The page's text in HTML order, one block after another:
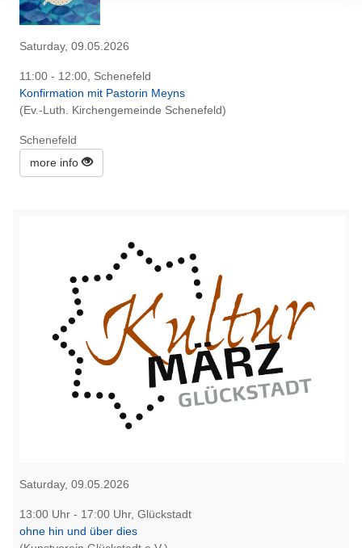
Saturday, 09.05.2026
11:00 - 12:00, Schenefeld
Konfirmation mit Pastorin Meyns
(Ev.-Luth. Kirchengemeinde Schenefeld)
Schenefeld
more info
Saturday, 09.05.2026
13:00 Uhr - 17:00 Uhr, Glückstadt
ohne hin und über dies